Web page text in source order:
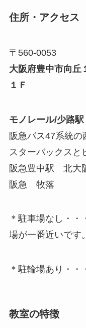
住所・アクセス
〒560-0053
大阪府豊中市向
１Ｆ
モノレール/少路
阪急バス47系統
スターバックスと
阪急豊中駅 北大
阪急 牧落
＊駐車場なし・
場が一番近いです。
＊駐輪場あり・・
教室の特徴